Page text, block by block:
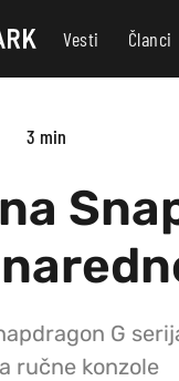
Vesti Članci
3 min
G
ručne konzole